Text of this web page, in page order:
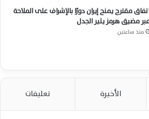
مقترح يمنح إيران دورًا بالإشراف على الملاحة
مضيق هرمز يثير الجدل
منذ ساعتين
الأخيرة تعليقات